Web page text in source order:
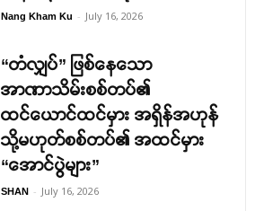
Nang Kham Ku - July 16, 2026
“တံလျှပ်” ဖြစ်နေသော
အာဏာသိမ်းစစ်တပ်၏
ထင်ယောင်ထင်မှား အရှိန်အဟုန်
သို့မဟုတ်စစ်တပ်၏ အထင်မှား
“အောင်ပွဲများ”
SHAN - July 16, 2026